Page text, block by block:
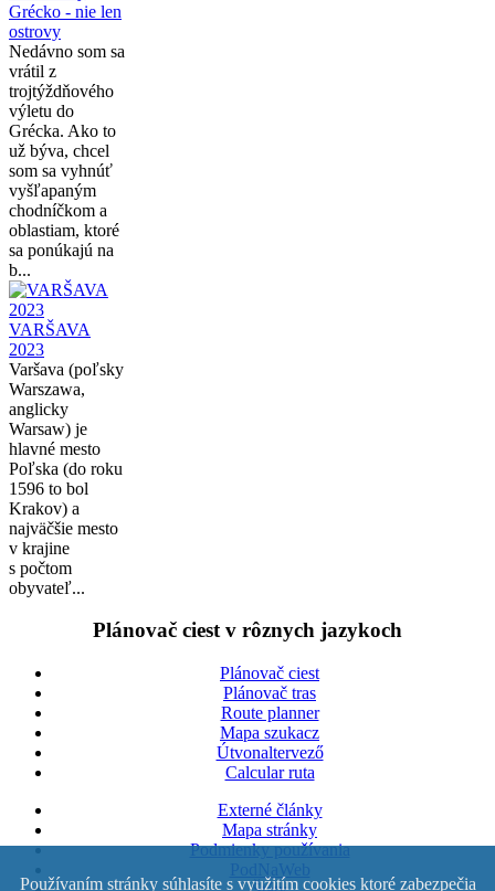
Grécko - nie len
ostrovy
Nedávno som sa
vrátil z
trojtýždňového
výletu do
Grécka. Ako to
už býva, chcel
som sa vyhnúť
vyšľapaným
chodníčkom a
oblastiam, ktoré
sa ponúkajú na
b...
VARŠAVA
2023
Varšava (poľsky
Warszawa,
anglicky
Warsaw) je
hlavné mesto
Poľska (do roku
1596 to bol
Krakov) a
najväčšie mesto
v krajine
s počtom
obyvateľ...
Plánovač ciest v rôznych jazykoch
Plánovač ciest
Plánovač tras
Route planner
Mapa szukacz
Útvonaltervező
Calcular ruta
Externé články
Mapa stránky
Podmienky používania
Používaním stránky súhlasíte s využitím cookies ktoré zabezpečia